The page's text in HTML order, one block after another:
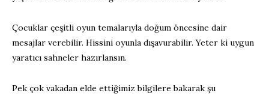
Çocuklar çeşitli oyun temalarıyla doğum öncesine dair
mesajlar verebilir. Hissini oyunla dışavurabilir. Yeter ki uygun
yaratıcı sahneler hazırlansın.
Pek çok vakadan elde ettiğimiz bilgilere bakarak şu